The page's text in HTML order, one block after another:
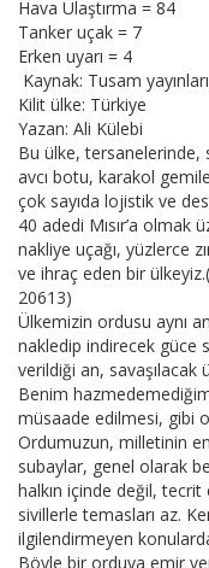
Hava Ulaştırma = 84
Tanker uçak = 7
Erken uyarı = 4
Kaynak: Tusam
Kilit ülke: Türkiye
Yazan: Ali Külebi
Bu ülke, tersanelerinde,
avcı botu, karakol
çok sayıda lojistik ve
40 adedi Mısır’a olmak
nakliye uçağı, yüzlerce
ve ihraç eden bir
20613)
Ülkemizin ordusu aynı
nakledip indirecek güce
verildiği an,
Benim
müsaade edilmesi, gibi
Ordumuzun, milletinin
subaylar, genel olarak
halkın içinde değil,
sivillerle temasları az.
ilgilendirmeyen
Böyle bir orduya emir